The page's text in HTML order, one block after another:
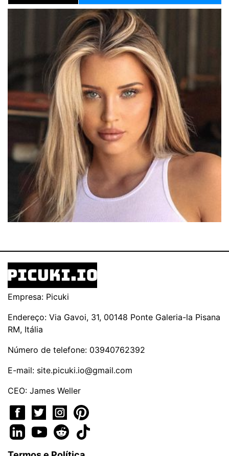
Empresa: Picuki
Endereço: Via Gavoi, 31, 00148 Ponte Galeria-la Pisana
RM, Itália
Número de telefone: 03940762392
E-mail: site.picuki.io@gmail.com
CEO: James Weller